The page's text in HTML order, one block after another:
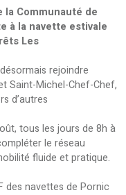
la Communauté de
à la navette estivale
Les
rejoindre
Saint-Michel-Chef-Chef,
d’autres
tous les jours de 8h à
le réseau
fluide et pratique.
des navettes de Pornic